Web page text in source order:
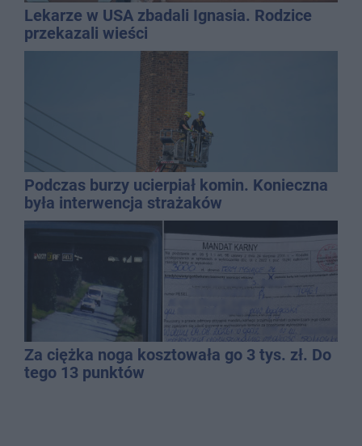
Lekarze w USA zbadali Ignasia. Rodzice
przekazali wieści
Podczas burzy ucierpiał komin. Konieczna
była interwencja strażaków
Za ciężka noga kosztowała go 3 tys. zł. Do
tego 13 punktów